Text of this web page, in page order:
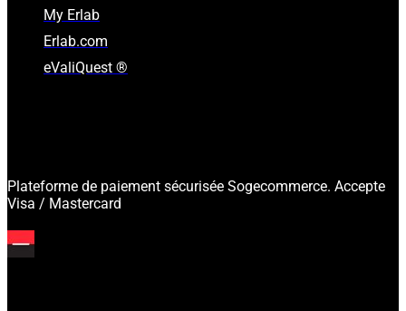
My Erlab
Erlab.com
eValiQuest ®
Plateforme de paiement sécurisée Sogecommerce. Accepte
Visa / Mastercard